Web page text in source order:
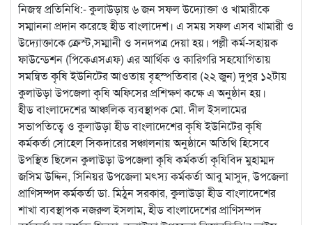
নিজস্ব প্রতিনিধি:- কুলাউড়ায় ৬ জন সফল উদ্যোক্তা ও খামারীকে
সম্মাননা প্রদান করেছে হীড বাংলাদেশ। এ সময় সফল এসব খামারী ও
উদ্যোক্তাকে ক্রেস্ট,সম্মানী ও সনদপত্র দেয়া হয়। পল্লী কর্ম-সহায়ক
ফাউন্ডেশন (পিকেএসএফ) এর আর্থিক ও কারিগরি সহযোগিতায়
সমন্বিত কৃষি ইউনিটের আওতায় বৃহস্পতিবার (২২ জুন) দুপুর ১২টায়
কুলাউড়া উপজেলা কৃষি অফিসের প্রশিক্ষণ কক্ষে এ অনুষ্ঠান হয়।
হীড বাংলাদেশের আঞ্চলিক ব্যবস্থাপক মো. দীল ইসলামের
সভাপতিত্বে ও কুলাউড়া হীড বাংলাদেশের কৃষি ইউনিটের কৃষি
কর্মকর্তা সোহেল সিকদারের সঞ্চালনায় অনুষ্ঠানে অতিথি হিসেবে
উপস্থিত ছিলেন কুলাউড়া উপজেলা কৃষি কর্মকর্তা কৃষিবিদ মুহাম্মদ
জসিম উদ্দিন, সিনিয়র উপজেলা মৎস্য কর্মকর্তা আবু মাসুদ, উপজেলা
প্রাণিসম্পদ কর্মকর্তা ডা. মিঠুন সরকার, কুলাউড়া হীড বাংলাদেশের
শাখা ব্যবস্থাপক নজরুল ইসলাম, হীড বাংলাদেশের প্রাণিসম্পদ